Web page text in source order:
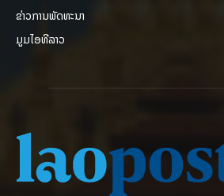
ຂ່າວການພັດທະນາ
ມູມໄອທີລາວ